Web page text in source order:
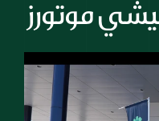
موتورز